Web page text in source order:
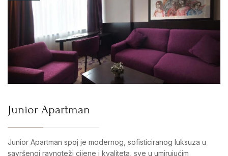
Junior Apartman
Junior Apartman spoj je modernog, sofisticiranog luksuza u
savršenoj ravnoteži cijene i kvaliteta, sve u umirujućim